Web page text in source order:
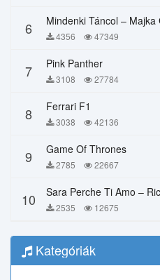
6 4356 47349
7 Pink Panther
3108 27784
8 Ferrari F1
3038 42136
9 Game Of Thrones
2785 22667
10 2535 12675
Kategóriák